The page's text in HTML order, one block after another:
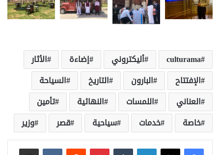
culturama أليكتروني إضاءة
الأثار
الإفتتاح
البارون التاريخ
السياحة
العناني
اللمسات النهائية
تأمين
خاصة
خدمات سياحية قصر وزير
لينكدإن بينتيريست
مشاركة عبر البريد